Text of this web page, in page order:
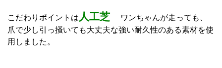
こだわりポイントは 人工芝
ワンちゃんが走っても、
爪で少し引っ掻いても大丈夫な強い耐久性のある素材を使
用しました。